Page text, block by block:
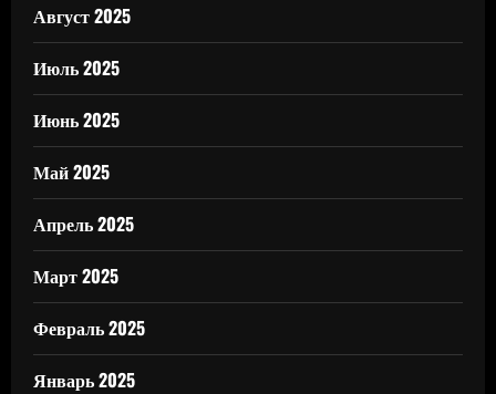
Август 2025
Июль 2025
Июнь 2025
Май 2025
Апрель 2025
Март 2025
Февраль 2025
Январь 2025